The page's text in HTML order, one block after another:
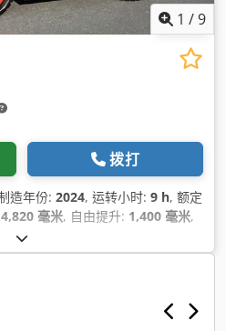
1 /9
拨打
造年份: 2024, 运转小时: 9 h, 额定
4,820 毫米, 自由提升: 1,400 毫米,
重式 (triplex)
), 叉架宽度:1,190 毫米, 叉长: